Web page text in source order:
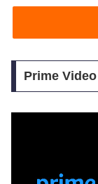
Prime Video